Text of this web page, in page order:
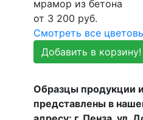
мрамор из бетона
от 3 200 руб.
Смотреть все
Добавить в корзину!
Образцы продукции
представлены в